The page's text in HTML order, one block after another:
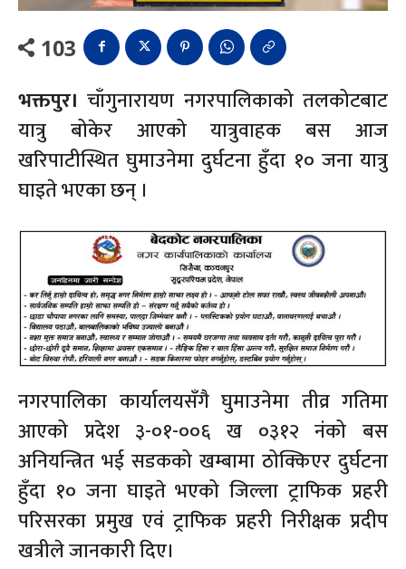
103
भक्तपुर। चाँगुनारायण नगरपालिकाको तलकोटबाट
यात्रु बोकेर आएको यात्रुवाहक बस आज
खरिपाटीस्थित घुमाउनेमा दुर्घटना हुँदा १० जना यात्रु
घाइते भएका छन् ।
नगरपालिका कार्यालयसँगै घुमाउनेमा तीव्र गतिमा
आएको प्रदेश ३-०१-००६ ख ०३१२ नंको बस
अनियन्त्रित भई सडकको खम्बामा ठोक्किएर दुर्घटना
हुँदा १० जना घाइते भएको जिल्ला ट्राफिक प्रहरी
परिसरका प्रमुख एवं ट्राफिक प्रहरी निरीक्षक प्रदीप
खत्रीले जानकारी दिए।